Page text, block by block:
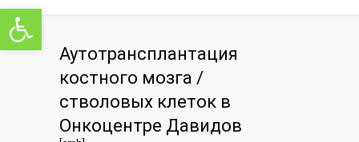
Открыть панель инструментов
Аутотрансплантация
костного мозга /
стволовых клеток в
Онкоцентре Давидов